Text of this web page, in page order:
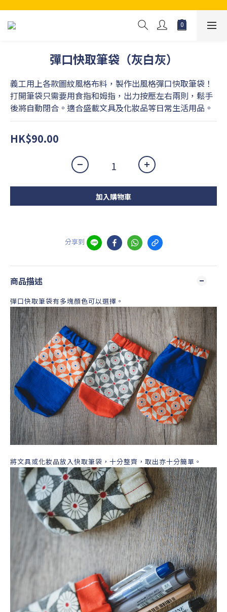
彈口快取筆袋（灰白灰）
義工用上各款圖紋風格布料，製作出風格彈口快取筆袋！
打開筆袋只需要用食指和姆指，出力按壓左右兩則，鬆手
後將自動閉合。適合盛載文具及化妝品等日常生活用品。
HK$90.00
加入購物車
分享到
商品描述
彈口快取筆袋有多塊顏色可以選擇。
將文具或化妝品放入快取筆袋，十分整齊，取出亦十分簡單。